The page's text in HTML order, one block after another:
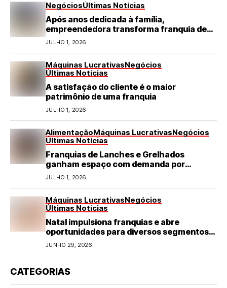
NegóciosÚltimas Notícias
Após anos dedicada à família,
empreendedora transforma franquia de
turismo em negócio de destaque no RN
JULHO 1, 2026
Máquinas LucrativasNegócios
Últimas Notícias
A satisfação do cliente é o maior
patrimônio de uma franquia
JULHO 1, 2026
AlimentaçãoMáquinas LucrativasNegócios
Últimas Notícias
Franquias de Lanches e Grelhados
ganham espaço com demanda por
refeições rápidas e de qualidade
JULHO 1, 2026
Máquinas LucrativasNegócios
Últimas Notícias
Natal impulsiona franquias e abre
oportunidades para diversos segmentos
do varejo
JUNHO 29, 2026
CATEGORIAS